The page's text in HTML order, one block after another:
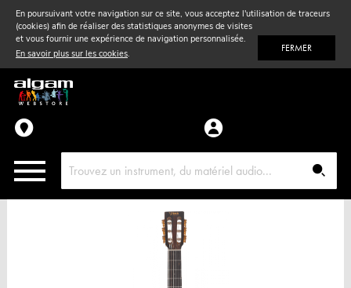
En poursuivant votre navigation sur ce site, vous acceptez l'utilisation de traceurs
(cookies) afin de réaliser des statistiques anonymes de visites
et vous fournir une expérience de navigation personnalisée.
En savoir plus sur les cookies. FERMER
Vent& Violon
Accessoires
Pièces détachées